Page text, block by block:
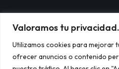
Valoramos tu privacidad.
Utilizamos cookies para mejorar
ofrecer anuncios o contenido
Copyright © 2024